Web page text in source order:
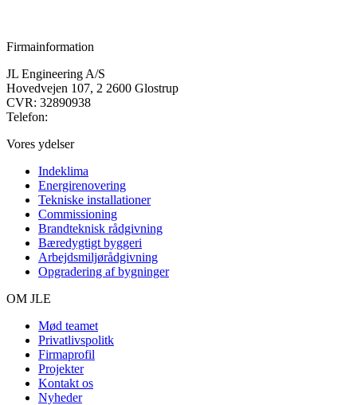
Firmainformation
JL Engineering A/S
Hovedvejen 107, 2 2600 Glostrup
CVR: 32890938
Telefon:
Vores ydelser
Indeklima
Energirenovering
Tekniske installationer
Commissioning
Brandteknisk rådgivning
Bæredygtigt byggeri
Arbejdsmiljørådgivning
Opgradering af bygninger
OM JLE
Mød teamet
Privatlivspolitk
Firmaprofil
Projekter
Kontakt os
Nyheder